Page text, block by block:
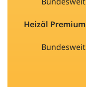
Heizöl Premium
Bundesweit